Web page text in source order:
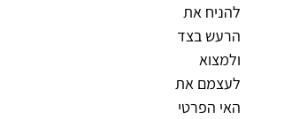
להניח את
הרעש בצד
ולמצוא
לעצמם את
האי הפרטי